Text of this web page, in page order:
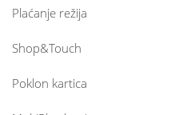
Plaćanje režija
Shop&Touch
Poklon kartica